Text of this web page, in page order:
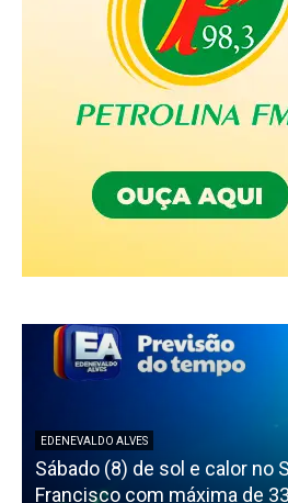
EDENEVALDO ALVES
Sábado (8) de sol e calor no
Francisco com máxima de